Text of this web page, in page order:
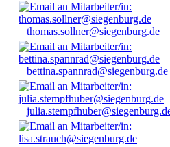
thomas.sollner@siegenburg.de
bettina.spannrad@siegenburg.de